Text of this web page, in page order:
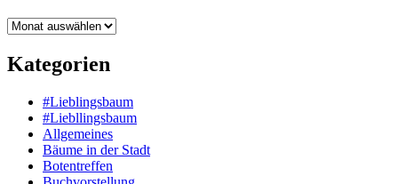
Archiv
Kategorien
#Lieblingsbaum
#Liebllingsbaum
Allgemeines
Bäume in der Stadt
Botentreffen